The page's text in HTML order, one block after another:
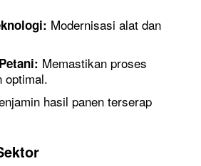
Modernisasi alat dan
Memastikan proses
optimal.
hasil panen terserap